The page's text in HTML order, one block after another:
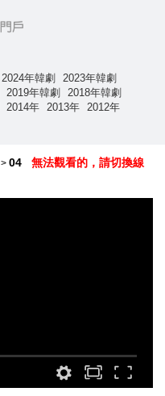
2024年韓劇
2023年韓劇
2019年韓劇
2018年韓劇
2014年 2013年
2012年
> 04
無法觀看的，請切換線